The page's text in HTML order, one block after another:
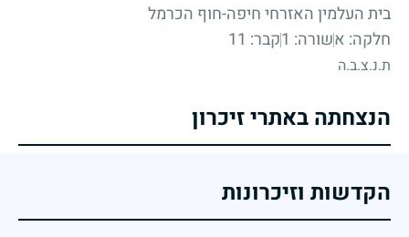
בית העלמין האזרחי חיפה-חוף הכרמל
חלקה: אשורה: 1 קבר: 11
ת.נ.צ.ב.ה
הנצחתה באתרי זיכרון
הקדשות וזיכרונות